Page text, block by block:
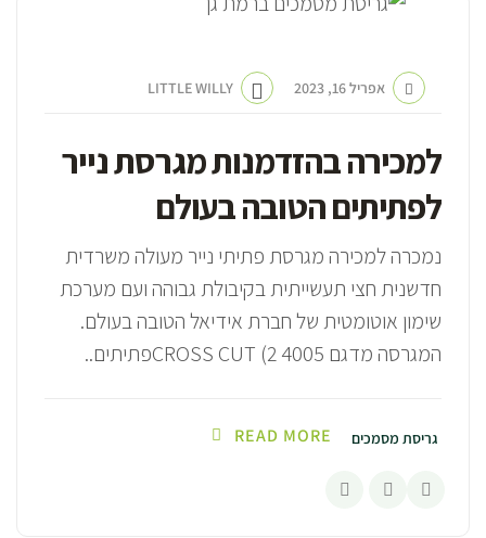
למכירה בהזדמנות מגרסת נייר
לפתיתים הטובה בעולם
אפריל 16, 2023 LITTLE WILLY
נמכרה למכירה מגרסת פתיתי נייר מעולה משרדית
חדשנית חצי תעשייתית בקיבולת גבוהה ועם מערכת
שימון אוטומטית של חברת אידיאל הטובה בעולם.
המגרסה מדגם 4005 CROSS CUT (2פתיתים..
גריסת מסמכים READ MORE